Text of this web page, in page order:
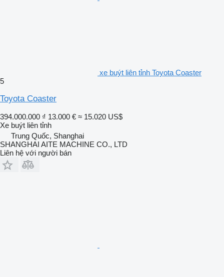
xe buýt liên tỉnh Toyota Coaster
5
Toyota Coaster
394.000.000 ₫ 13.000 € ≈ 15.020 US$
Xe buýt liên tỉnh
Trung Quốc, Shanghai
SHANGHAI AITE MACHINE CO., LTD
Liên hệ với người bán